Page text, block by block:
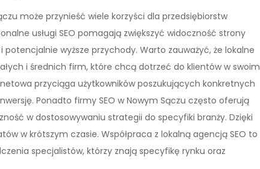
może przynieść wiele korzyści dla przedsiębiorstw
usługi SEO pomagają zwiększyć widoczność strony
wyższe przychody. Warto zauważyć, że lokalne
i średnich firm, które chcą dotrzeć do klientów w swoim
przyciąga użytkowników poszukujących konkretnych
Ponadto firmy SEO w Nowym Sączu często oferują
w dostosowywaniu strategii do specyfiki branży. Dzięki
w krótszym czasie. Współpraca z lokalną agencją SEO to
specjalistów, którzy znają specyfikę rynku oraz